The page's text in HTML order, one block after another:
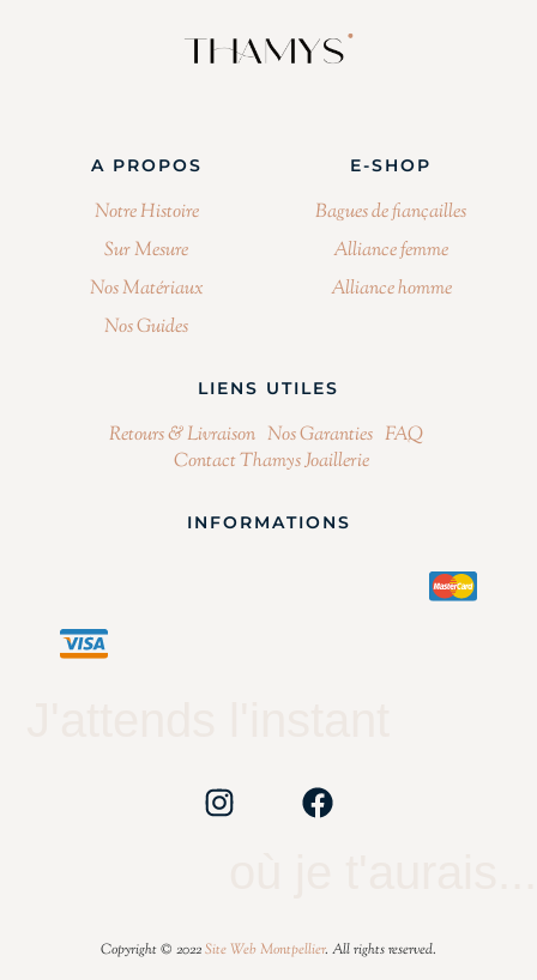
A PROPOS
Notre Histoire
Sur Mesure
Nos Matériaux
Nos Guides
E-SHOP
Bagues de fiançailles
Alliance femme
Alliance homme
LIENS UTILES
Retours & Livraison Nos Garanties FAQ
Contact Thamys Joaillerie
INFORMATIONS
Copyright © 2022Site Web Montpellier. All rights reserved.